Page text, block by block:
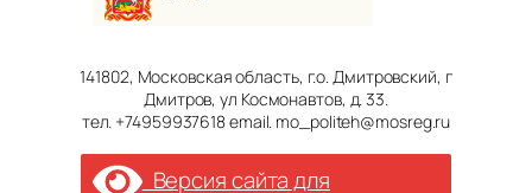
141802, Московская область, г.о. Дмитровский, г
Дмитров, ул Космонавтов, д. 33.
тел. +74959937618 email. mo_politeh@mosreg.ru
Версия сайта для